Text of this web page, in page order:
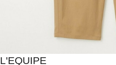
L'EQUIPE